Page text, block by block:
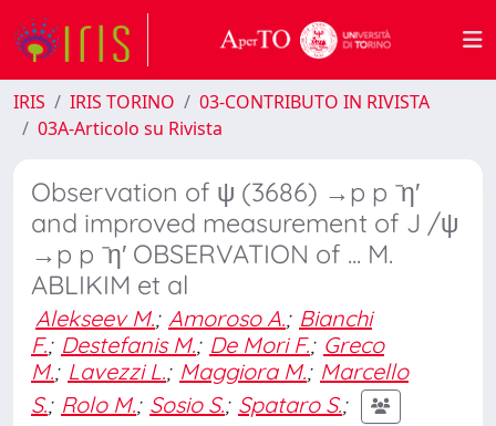
IRIS IRIS TORINO
03-CONTRIBUTO IN RIVISTA
03A-Articolo su Rivista
Observation of ψ (3686) →p p ̄ η′
and improved measurement of J /ψ
→p p ̄ η′ OBSERVATION of ... M.
ABLIKIM et al
Alekseev M.; Amoroso A.; Bianchi
F.; Destefanis M.; De Mori F.; Greco
M.; Lavezzi L.; Maggiora M.; Marcello
S.; Rolo M.; Sosio S.; Spataro S.;